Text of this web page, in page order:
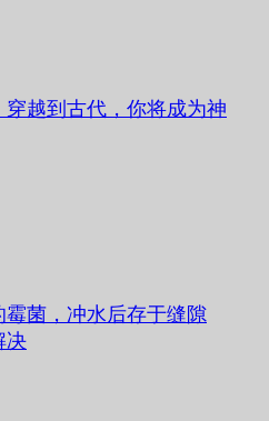
越到古代，你将成为神
菌，冲水后存于缝隙
决